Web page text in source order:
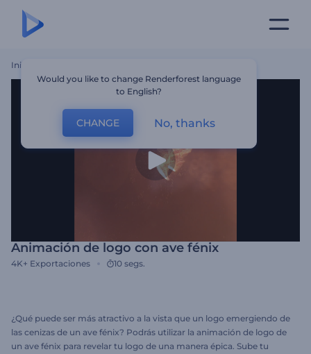
Inicio
Animación de logo con ave fénix
4K+ Exportaciones 10 segs.
¿Qué puede ser más atractivo a la vista que un logo emergiendo de
las cenizas de un ave fénix? Podrás utilizar la animación de logo de
un ave fénix para revelar tu logo de una manera épica. Sube tu
Would you like to change Renderforest language
to English?
CHANGE No, thanks